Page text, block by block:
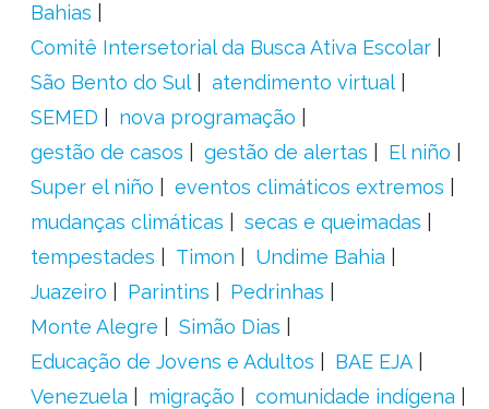
Bahias
Comitê Intersetorial da Busca Ativa Escolar
São Bento do Sul
atendimento virtual
SEMED
nova programação
gestão de casos
gestão de alertas
El niño
Super el niño
eventos climáticos extremos
mudanças climáticas
secas e queimadas
tempestades
Timon
Undime Bahia
Juazeiro
Parintins
Pedrinhas
Monte Alegre
Simão Dias
Educação de Jovens e Adultos
BAE EJA
Venezuela
migração
comunidade indígena